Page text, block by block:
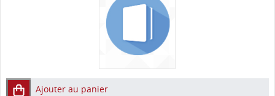
Ajouter au panier